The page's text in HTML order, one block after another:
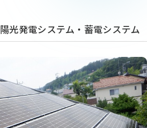
発電システム・蓄電システム